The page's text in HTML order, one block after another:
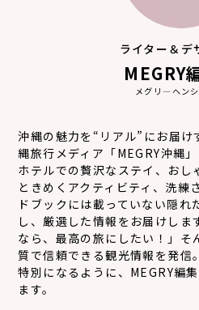
ライター＆デ
MEGRY
メグリ―ヘン
沖縄の魅力を“リアル”にお届
縄旅行メディア「MEGRY沖縄
ホテルでの贅沢なステイ、おし
ときめくアクティビティ、洗練
ドブックには載っていない隠れ
し、厳選した情報をお届けしま
なら、最高の旅にしたい！」そ
質で信頼できる観光情報を発信
特別になるように、MEGRY編
ます。